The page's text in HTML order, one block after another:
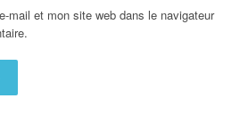
mail et mon site web dans le navigateur